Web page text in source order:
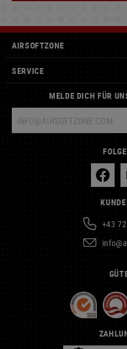
AIRSOFTZONE
SERVICE
MELDE DICH FÜR
+43